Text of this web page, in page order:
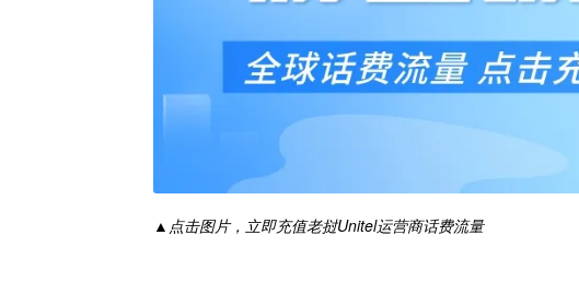
▲点击图片，立即充值老挝Unitel运营商话费流量